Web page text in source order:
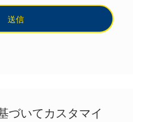
送信
づいてカスタマイ